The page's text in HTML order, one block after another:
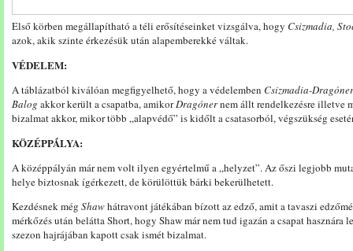
Első körben megállapítható a téli erősítéseinket vizsgálva, hogy Csizmadia,
azok, akik szinte érkezésük után alapemberekké váltak.
VÉDELEM:
A táblázatból kiválóan megfigyelhető, hogy a védelemben Csizmadia-
Balog akkor került a csapatba, amikorDragónernem állt rendelkezésre illetve
bizalmat akkor, mikor több „alapvédő” is kidőlt a csatasorból, végszükség
KÖZÉPPÁLYA:
A középpályán már nem volt ilyen egyértelmű a „helyzet”. Az őszi legjobb
helye biztosnak ígérkezett, de körülöttük bárki bekerülhetett.
Kezdésnek még Shawhátravont játékában bízott az edző, amit a tavaszi
mérkőzés után belátta Short, hogy Shaw már nem tud igazán a csapat hasznára
szezon hajrájában kapott csak ismét bizalmat.